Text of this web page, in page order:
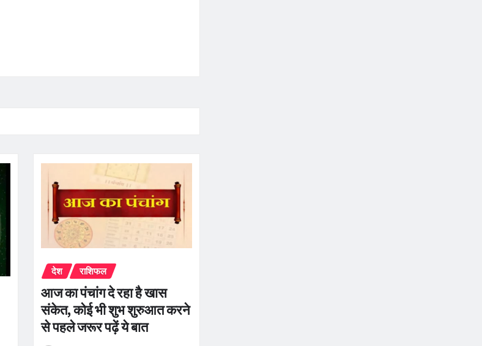
देश राशिफल
आज का पंचांग दे रहा है खास
संकेत, कोई भी शुभ शुरुआत करने
से पहले जरूर पढ़ें ये बात